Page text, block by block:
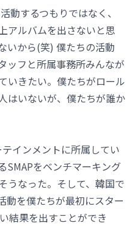
動するつもりではなく、
アルバムを出さないと思
いから(笑) 僕たちの活動
ッフと所属事務所みんなが
いきたい。僕たちがロール
はいないが、僕たちが誰か
インメントに所属してい
SMAPをベンチマーキング
うなった。そして、韓国で
動を僕たちが最初にスター
結果を出すことができ